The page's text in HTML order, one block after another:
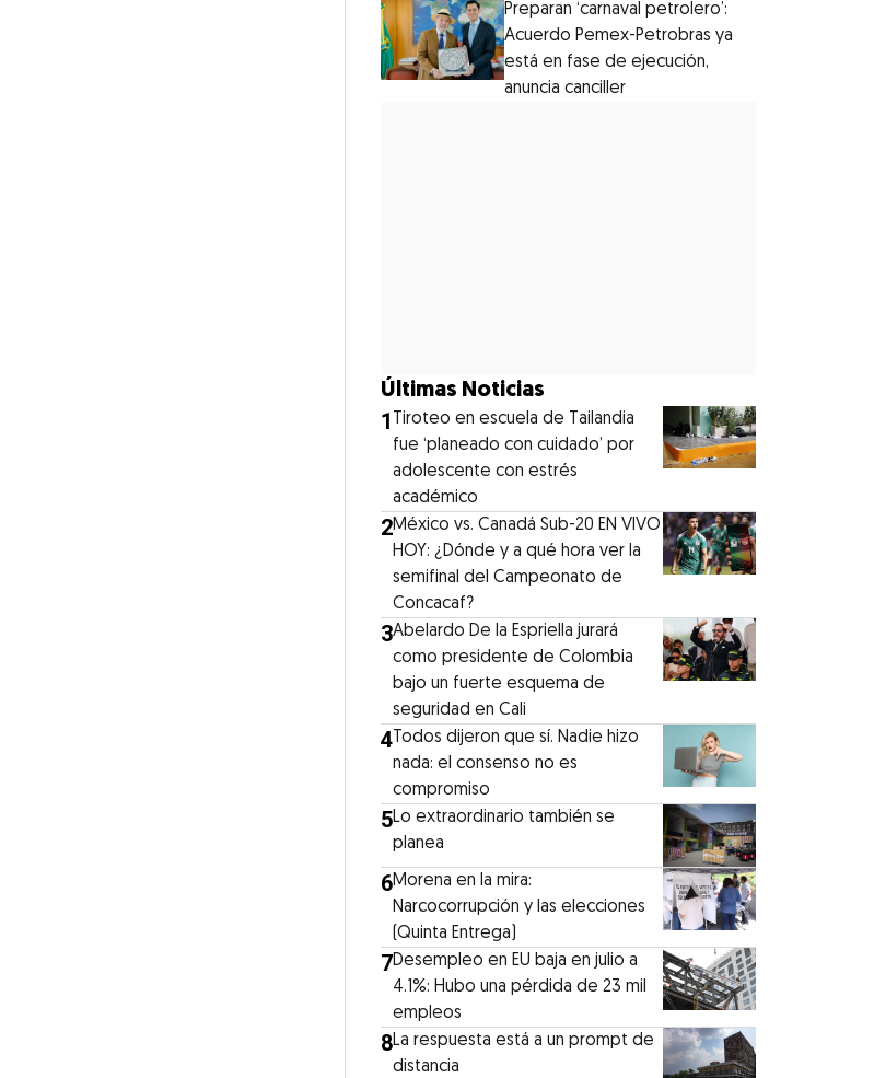
Preparan ‘carnaval petrolero’:
Acuerdo Pemex-Petrobras ya
está en fase de ejecución,
anuncia canciller
Últimas Noticias
1 Tiroteo en escuela de Tailandia
fue ‘planeado con cuidado’ por
adolescente con estrés
académico
2México vs. Canadá Sub-20 EN VIVO
HOY: ¿Dónde y a qué hora ver la
semifinal del Campeonato de
Concacaf?
3Abelardo De la Espriella jurará
como presidente de Colombia
bajo un fuerte esquema de
seguridad en Cali
4Todos dijeron que sí. Nadie hizo
nada: el consenso no es
compromiso
5Lo extraordinario también se
planea
6Morena en la mira:
Narcocorrupción y las elecciones
(Quinta Entrega)
7Desempleo en EU baja en julio a
4.1%: Hubo una pérdida de 23 mil
empleos
8La respuesta está a un prompt de
distancia